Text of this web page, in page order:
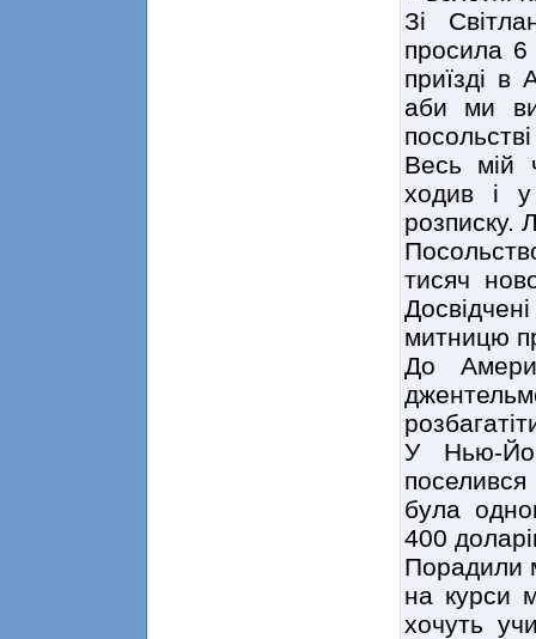
Зі
просила 6
приїзді в
аби ми
Весь мій
ходив і у
розписку.
тисяч
митницю
До
У Нью-
була
400
Порадили
на курси
хочуть